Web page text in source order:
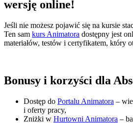
wersję online!
Jeśli nie możesz pojawić się na kursie
Ten sam kurs Animatora dostępny jest
materiałów, testów i certyfikatem, który
Bonusy i korzyści dla
Dostęp do Portalu Animatora –
i oferty pracy,
Zniżki w Hurtowni Animatora –